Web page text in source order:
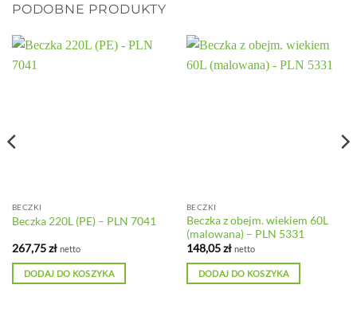
PODOBNE PRODUKTY
BECZKI
Beczka 220L (PE) – PLN 7041
267,75zł netto
DODAJ DO KOSZYKA
BECZKI
Beczka z obejm. wiekiem 60L
(malowana) – PLN 5331
148,05zł netto
DODAJ DO KOSZYKA